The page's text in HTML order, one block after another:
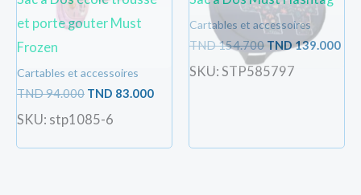
et porte gouter Must
Frozen
Cartables et accessoires
TND94.000 TND 83.000
SKU: stp1085-6
Cartables et accessoires
TND154.700 TND139.000
SKU: STP585797